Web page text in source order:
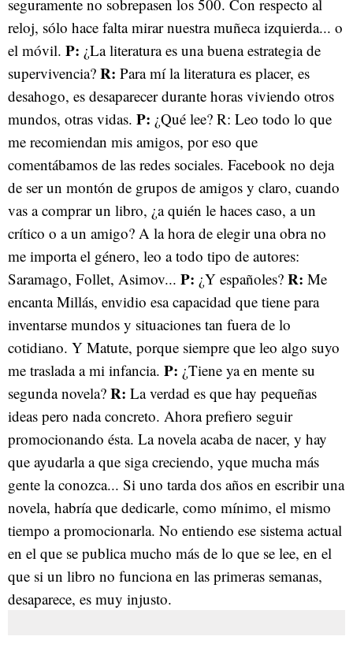
seguramente no sobrepasen los 500. Con respecto al
reloj, sólo hace falta mirar nuestra muñeca izquierda... o
el móvil. P: ¿La literatura es una buena estrategia de
supervivencia? R: Para mí la literatura es placer, es
desahogo, es desaparecer durante horas viviendo otros
mundos, otras vidas. P: ¿Qué lee? R: Leo todo lo que
me recomiendan mis amigos, por eso que
comentábamos de las redes sociales. Facebook no deja
de ser un montón de grupos de amigos y claro, cuando
vas a comprar un libro, ¿a quién le haces caso, a un
crítico o a un amigo? A la hora de elegir una obra no
me importa el género, leo a todo tipo de autores:
Saramago, Follet, Asimov... P: ¿Y españoles? R: Me
encanta Millás, envidio esa capacidad que tiene para
inventarse mundos y situaciones tan fuera de lo
cotidiano. Y Matute, porque siempre que leo algo suyo
me traslada a mi infancia. P: ¿Tiene ya en mente su
segunda novela? R: La verdad es que hay pequeñas
ideas pero nada concreto. Ahora prefiero seguir
promocionando ésta. La novela acaba de nacer, y hay
que ayudarla a que siga creciendo, yque mucha más
gente la conozca... Si uno tarda dos años en escribir una
novela, habría que dedicarle, como mínimo, el mismo
tiempo a promocionarla. No entiendo ese sistema actual
en el que se publica mucho más de lo que se lee, en el
que si un libro no funciona en las primeras semanas,
desaparece, es muy injusto.